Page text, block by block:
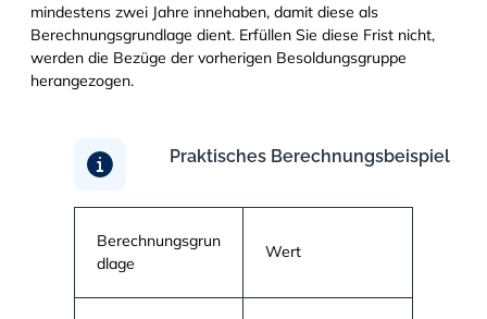
mindestens zwei Jahre innehaben, damit diese als
Berechnungsgrundlage dient. Erfüllen Sie diese Frist nicht,
werden die Bezüge der vorherigen Besoldungsgruppe
herangezogen.
Praktisches Berechnungsbeispiel
Berechnungsgrun
dlage
Wert